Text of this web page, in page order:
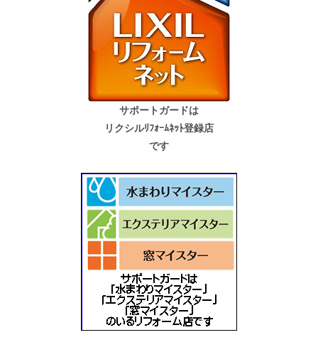
サポートガードは
リクシルﾘﾌｫｰﾑﾈｯﾄ登録店
です